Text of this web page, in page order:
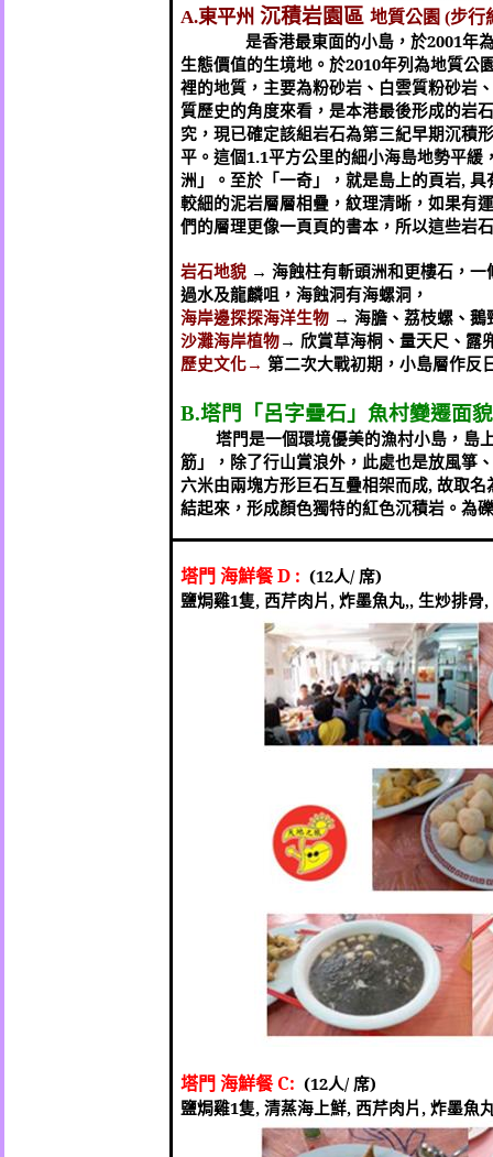
A.東平州 沉積岩園區 地質公園 (步行
是香港最東面的小島，於2001年
生態價值的生境地。於2010年列為地質公
裡的地質，主要為粉砂岩、白雲質粉砂岩
質歷史的角度來看，是本港最後形成的岩
究，現已確定該組岩石為第三紀早期沉積
平。這個1.1平方公里的細小海島地勢平緩
洲」。至於「一奇」，就是島上的頁岩, 具
較細的泥岩層層相疊，紋理清晰，如果有
們的層理更像一頁頁的書本，所以這些岩
岩石地貌 → 海蝕柱有斬頭洲和更樓石，一
過水及龍麟咀，海蝕洞有海螺洞，
海岸邊探探海洋生物 → 海膽、荔枝螺、鵝
沙灘海岸植物→ 欣賞草海桐、量天尺、露
歷史文化→ 第二次大戰初期，小島層作反
B.塔門「呂字疊石」魚村變遷面貌
塔門是一個環境優美的漁村小島，島
筋」，除了行山賞浪外，此處也是放風箏
六米由兩塊方形巨石互疊相架而成, 故取名
結起來，形成顏色獨特的紅色沉積岩。為
塔門 海鮮餐D : (12人/ 席)
鹽焗雞1隻, 西芹肉片 , 炸墨魚丸,, 生炒排骨,
塔門 海鮮餐C: (12人/ 席)
鹽焗雞1隻, 清蒸海上鮮, 西芹肉片 , 炸墨魚